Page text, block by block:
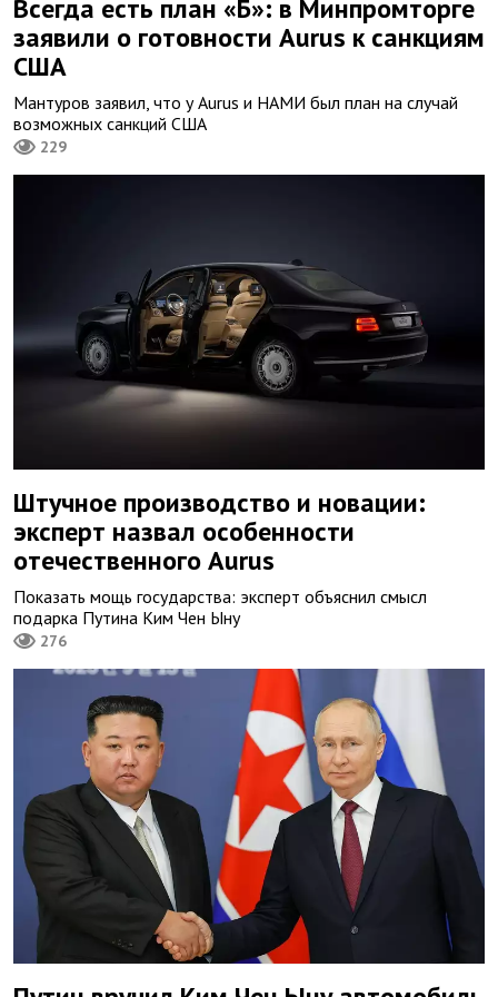
Всегда есть план «Б»: в Минпромторге
заявили о готовности Aurus к санкциям
США
Мантуров заявил, что у Aurus и НАМИ был план на случай
возможных санкций США
229
Штучное производство и новации:
эксперт назвал особенности
отечественного Aurus
Показать мощь государства: эксперт объяснил смысл
подарка Путина Ким Чен Ыну
276